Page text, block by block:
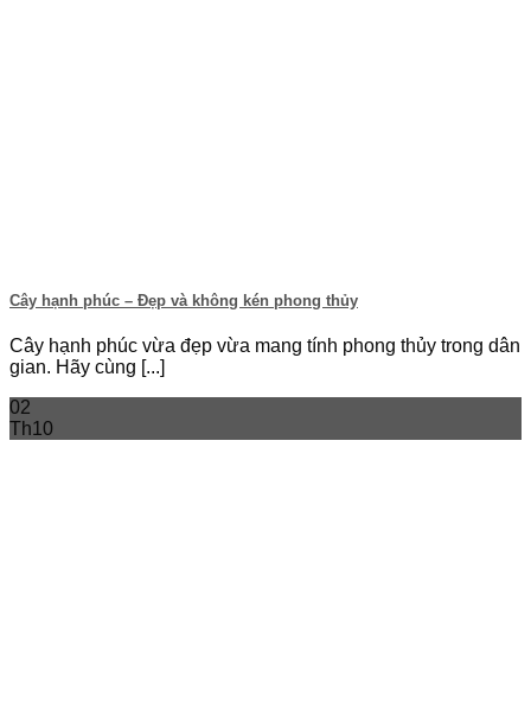
Cây hạnh phúc – Đẹp và không kén phong thủy
Cây hạnh phúc vừa đẹp vừa mang tính phong thủy trong dân
gian. Hãy cùng [...]
02
Th10